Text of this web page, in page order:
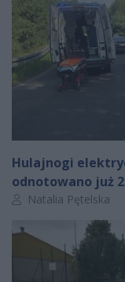
Hulajnogi
odnotowano już
Autor artykułu:
Natalia Pętelska